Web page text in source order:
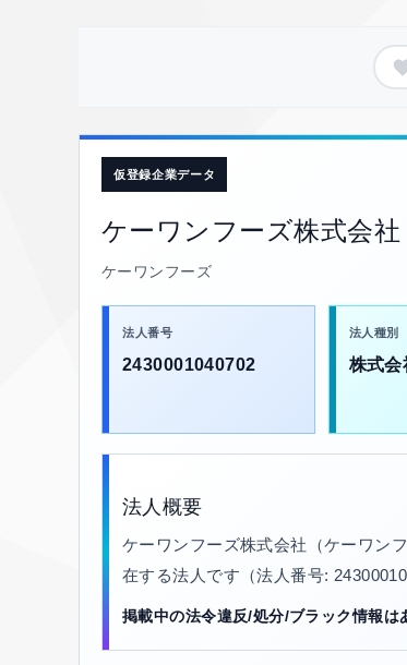
仮登録企業データ
ケーワンフーズ株式会社
ケーワンフーズ
法人番号
2430001040702
法人種別
株式会
法人概要
ケーワンフーズ株式会社（ケーワン
在する法人です（法人番号:
掲載中の法令違反/処分/ブラック情報は